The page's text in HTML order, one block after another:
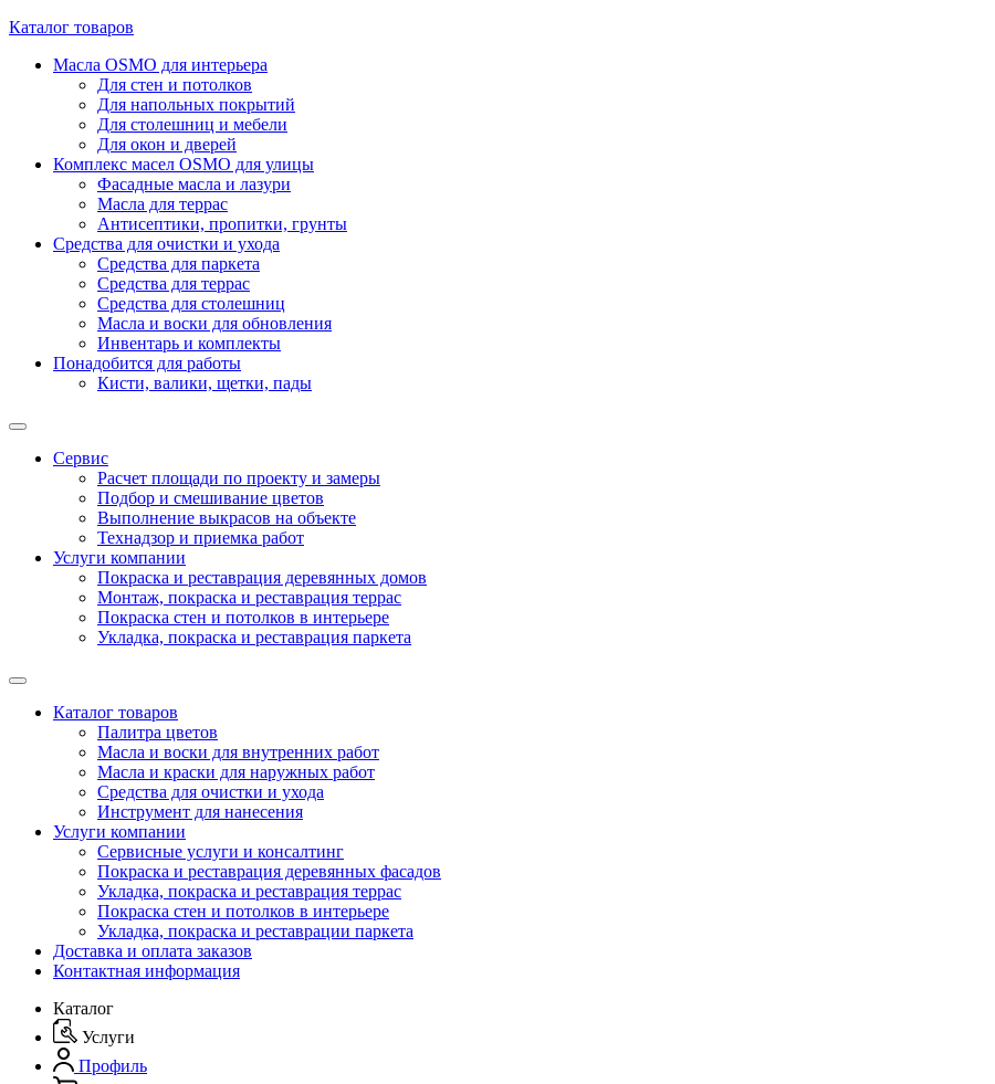
Каталог товаров
Масла OSMO для интерьера
Для стен и потолков
Для напольных покрытий
Для столешниц и мебели
Для окон и дверей
Комплекс масел OSMO для улицы
Фасадные масла и лазури
Масла для террас
Антисептики, пропитки, грунты
Средства для очистки и ухода
Средства для паркета
Средства для террас
Средства для столешниц
Масла и воски для обновления
Инвентарь и комплекты
Понадобится для работы
Кисти, валики, щетки, пады
Сервис
Расчет площади по проекту и замеры
Подбор и смешивание цветов
Выполнение выкрасов на объекте
Технадзор и приемка работ
Услуги компании
Покраска и реставрация деревянных домов
Монтаж, покраска и реставрация террас
Покраска стен и потолков в интерьере
Укладка, покраска и реставрация паркета
Каталог товаров
Палитра цветов
Масла и воски для внутренних работ
Масла и краски для наружных работ
Средства для очистки и ухода
Инструмент для нанесения
Услуги компании
Сервисные услуги и консалтинг
Покраска и реставрация деревянных фасадов
Укладка, покраска и реставрация террас
Покраска стен и потолков в интерьере
Укладка, покраска и реставрации паркета
Доставка и оплата заказов
Контактная информация
Каталог
Услуги
Профиль